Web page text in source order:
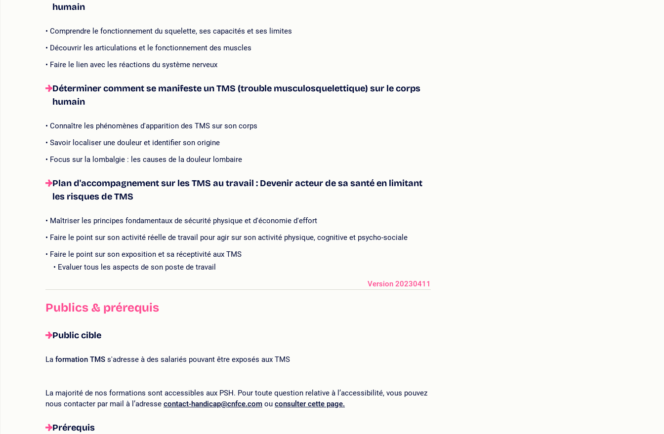
humain
Comprendre le fonctionnement du squelette, ses capacités et ses limites
Découvrir les articulations et le fonctionnement des muscles
Faire le lien avec les réactions du système nerveux
Déterminer comment se manifeste un TMS (trouble musculosquelettique) sur le corps
humain
Connaître les phénomènes d'apparition des TMS sur son corps
Savoir localiser une douleur et identifier son origine
Focus sur la lombalgie : les causes de la douleur lombaire
Plan d'accompagnement sur les TMS au travail : Devenir acteur de sa santé en limitant
les risques de TMS
Maîtriser les principes fondamentaux de sécurité physique et d'économie d'effort
Faire le point sur son activité réelle de travail pour agir sur son activité physique, cognitive et psycho-sociale
Faire le point sur son exposition et sa réceptivité aux TMS
Evaluer tous les aspects de son poste de travail
Version 20230411
Publics & prérequis
Public cible
La formation TMS s'adresse à des salariés pouvant être exposés aux TMS
La majorité de nos formations sont accessibles aux PSH. Pour toute question relative à l’accessibilité, vous pouvez
nous contacter par mail à l’adresse contact-handicap@cnfce.com ou consulter cette page.
Prérequis